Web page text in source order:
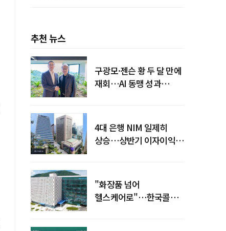
추천 뉴스
구광모·젠슨 황 두 달 만에
재회…AI 동맹 성과
4대 은행 NIM 일제히
상승…상반기 이자이익
"화장품 넘어
헬스케어로"…한국콜마,